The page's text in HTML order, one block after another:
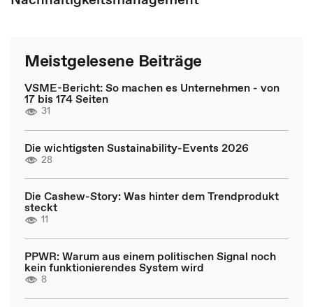
Meistgelesene Beiträge
VSME-Bericht: So machen es Unternehmen - von
17 bis 174 Seiten
31
Die wichtigsten Sustainability-Events 2026
28
Die Cashew-Story: Was hinter dem Trendprodukt
steckt
11
PPWR: Warum aus einem politischen Signal noch
kein funktionierendes System wird
8